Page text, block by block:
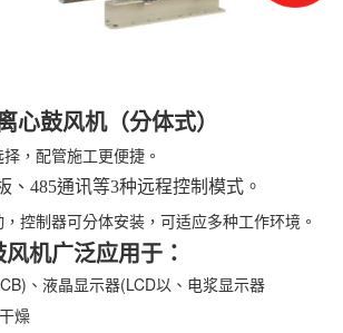
心鼓风机（分体式）
，配管施工更便捷。
、485通讯等3种远程控制模式。
控制器可分体安装，可适应多种工作环境。
风机广泛应用于：
、液晶显示器(LCD以、电浆显示器
燥